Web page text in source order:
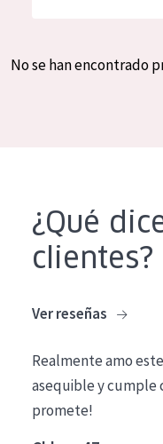
Crema de día
Crema de noche
Limpieza
COLECCIÓN
Spanish
No se han encontrado
¿Qué
clientes?
Ver reseñas
Realmente amo
asequible y cumple
promete!